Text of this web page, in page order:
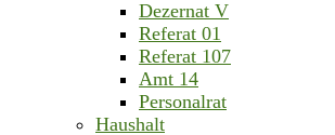
Dezernat V
Referat 01
Referat 107
Amt 14
Personalrat
Haushalt